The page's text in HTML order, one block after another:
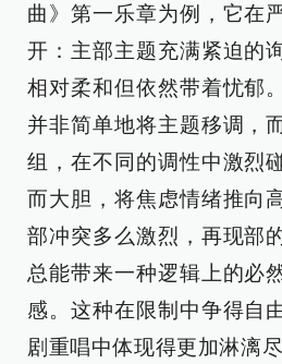
曲》第一乐章为例，它在
开：主部主题充满紧迫的
相对柔和但依然带着忧郁
并非简单地将主题移调，
组，在不同的调性中激烈
而大胆，将焦虑情绪推向
部冲突多么激烈，再现部
总能带来一种逻辑上的必
感。这种在限制中争得自
剧重唱中体现得更加淋漓